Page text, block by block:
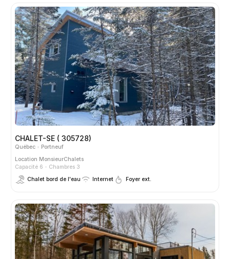
CHALET-SE ( 305728)
Québec
Portneuf
Location MonsieurChalets
Capacité 6
Chambres 3
Chalet bord de l'eau
Internet Foyer ext.